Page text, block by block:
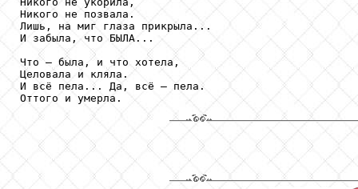
Никого не позвала.
Лишь, на миг глаза прикрыла...
И забыла, что БЫЛА...
Что – была, и что хотела,
Целовала и кляла.
И всё пела... Да, всё – пела.
Оттого и умерла.